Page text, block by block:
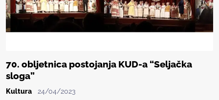
70. obljetnica postojanja KUD-a “Seljačka
sloga”
Kultura 24/04/2023